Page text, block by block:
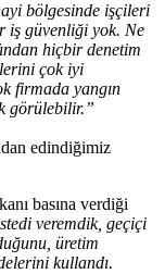
bölgesinde işçileri
iş güvenliği yok. Ne
hiçbir denetim
çok iyi
firmada yangın
görülebilir.”
edindiğimiz
basına verdiği
veremdik, geçiçi
üretim
kullandı.